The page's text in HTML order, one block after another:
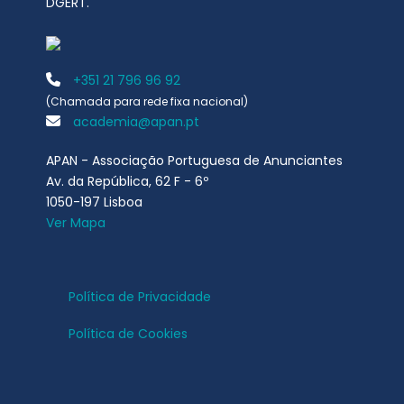
+351 21 796 96 92
(Chamada para rede fixa nacional)
academia@apan.pt
APAN - Associação Portuguesa de Anunciantes
Av. da República, 62 F - 6º
1050-197 Lisboa
Ver Mapa
Política de Privacidade
Política de Cookies